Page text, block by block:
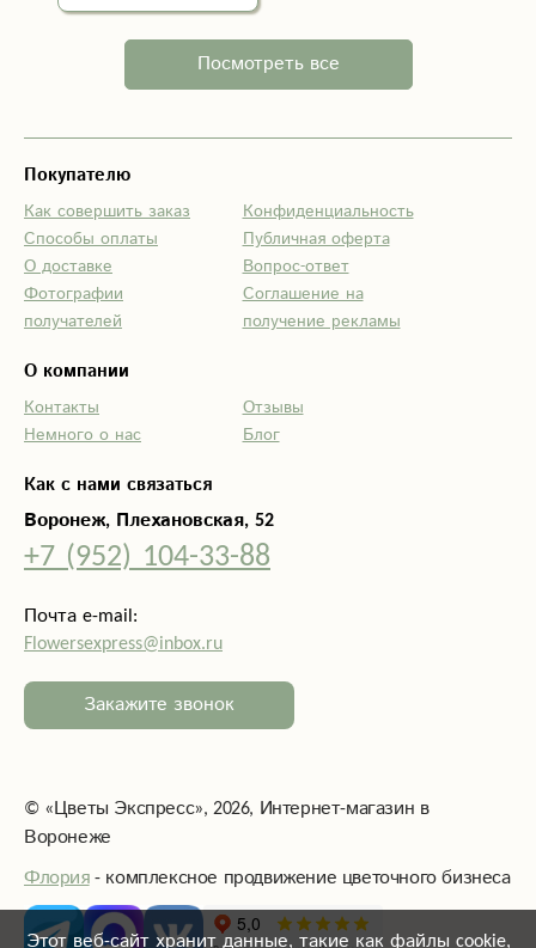
Выслушали,
посоветовали,
скорректировали
и быстро
Крутые.
Посмотреть все
Этот веб-сайт хранит данные, такие как файлы cookie,
Как с нами связаться
Воронеж, Плехановская, 52
+7 (952) 104-33-88
Почта e-mail:
Flowersexpress@inbox.ru
Закажите звонок
Покупателю
Как совершить заказ
Способы оплаты
О доставке
Фотографии
получателей
Конфиденциальность
Публичная оферта
Вопрос-ответ
Соглашение на
получение рекламы
О компании
Контакты
Немного о нас
Отзывы
Блог
© «Цветы Экспресс», 2026, Интернет-магазин в
Воронеже
Флория- комплексное продвижение цветочного бизнеса